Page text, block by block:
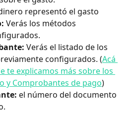
representó el gasto
Verás los métodos
Verás el listado de los
configurados. (Acá
te explicamos más sobre los
y Comprobantes de pago)
el número del documento